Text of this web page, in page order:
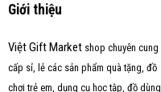
Giới thiệu
Việt Gift Marketshop chuyên cung
cấp sỉ, lẻ các sản phẩm quà tặng, đồ
chơi trẻ em, dụng cụ học tập, đồ dùng